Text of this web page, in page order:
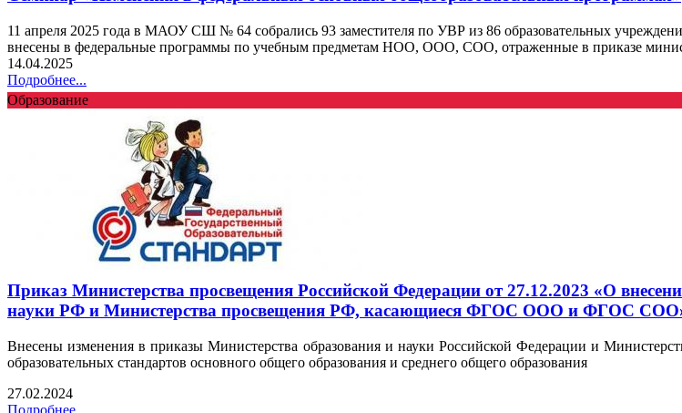
11 апреля 2025 года в МАОУ СШ № 64 собрались 93 заместителя по УВР из 86 образовательных
внесены в федеральные программы по учебным предметам НОО, ООО, СОО, отраженные в приказе
14.04.2025
Подробнее...
Образование
Приказ Министерства просвещения Российской Федерации от 27.12.2023 «О
науки РФ и Министерства просвещения РФ, касающиеся ФГОС ООО и ФГОС
Внесены изменения в приказы Министерства образования и науки Российской Федерации и
образовательных стандартов основного общего образования и среднего общего образования
27.02.2024
Подробнее...